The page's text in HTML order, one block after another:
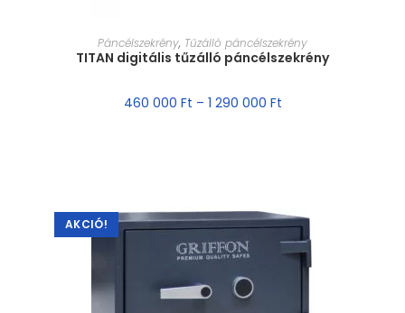
MÉRET VÁLASZTÁSA
Páncélszekrény, Tűzálló páncélszekrény
TITAN digitális tűzálló páncélszekrény
460 000 Ft – 1 290 000 Ft
AKCIÓ!